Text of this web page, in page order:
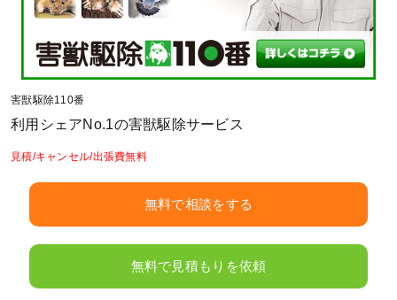
害獣駆除110番
利用シェアNo.1の害獣駆除サービス
見積/キャンセル/出張費無料
無料で相談をする
無料で見積もりを依頼